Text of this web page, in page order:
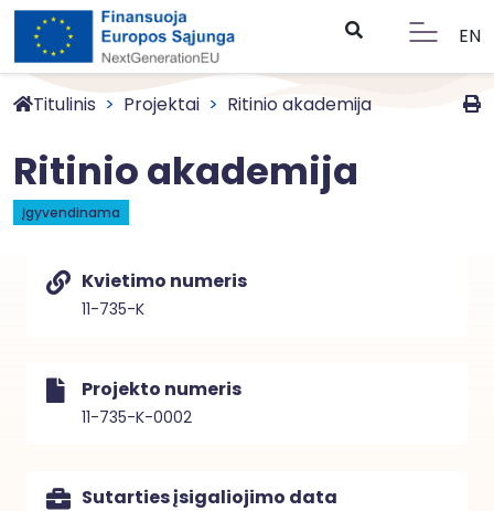
EN
Titulinis Projektai Ritinio akademija
Ritinio akademija
Įgyvendinama
Kvietimo numeris
11-735-K
Projekto numeris
11-735-K-0002
Sutarties įsigaliojimo data